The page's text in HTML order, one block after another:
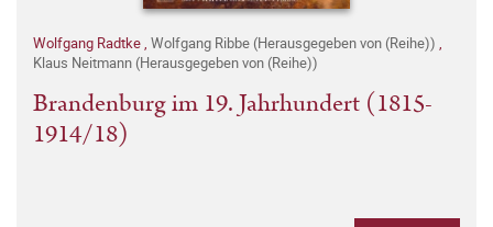
Wolfgang Radtke, Wolfgang Ribbe (Herausgegeben von (Reihe)) ,
Klaus Neitmann (Herausgegeben von (Reihe))
Brandenburg im 19. Jahrhundert (1815-
1914/18)